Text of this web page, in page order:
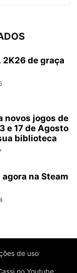
2K26 de graça
novos jogos de
e 17 de Agosto
biblioteca
na Steam
de uso